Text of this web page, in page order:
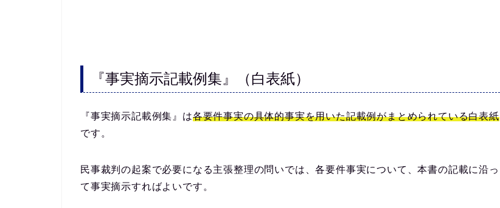
『事実摘示記載例集』（白表紙）
『事実摘示記載例集』は各要件事実の具体的事実を用いた記載例がまとめられている白表紙
です。
民事裁判の起案で必要になる主張整理の問いでは、各要件事実について、本書の記載に沿っ
て事実摘示すればよいです。